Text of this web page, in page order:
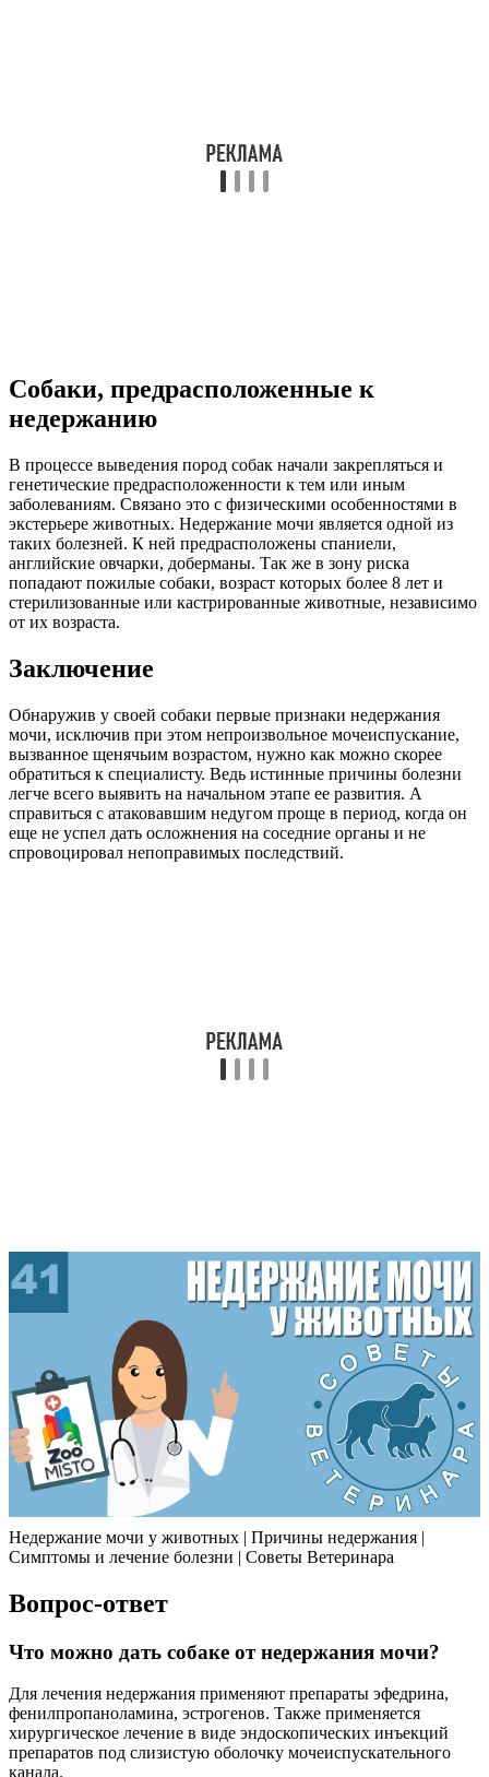
Собаки, предрасположенные к
недержанию
В процессе выведения пород собак начали закрепляться и
генетические предрасположенности к тем или иным
заболеваниям. Связано это с физическими особенностями в
экстерьере животных. Недержание мочи является одной из
таких болезней. К ней предрасположены спаниели,
английские овчарки, доберманы. Так же в зону риска
попадают пожилые собаки, возраст которых более 8 лет и
стерилизованные или кастрированные животные, независимо
от их возраста.
Заключение
Обнаружив у своей собаки первые признаки недержания
мочи, исключив при этом непроизвольное мочеиспускание,
вызванное щенячьим возрастом, нужно как можно скорее
обратиться к специалисту. Ведь истинные причины болезни
легче всего выявить на начальном этапе ее развития. А
справиться с атаковавшим недугом проще в период, когда он
еще не успел дать осложнения на соседние органы и не
спровоцировал непоправимых последствий.
Недержание мочи у животных | Причины недержания |
Симптомы и лечение болезни | Советы Ветеринара
Вопрос-ответ
Что можно дать собаке от недержания мочи?
Для лечения недержания применяют препараты эфедрина,
фенилпропаноламина, эстрогенов. Также применяется
хирургическое лечение в виде эндоскопических инъекций
препаратов под слизистую оболочку мочеиспускательного
канала.